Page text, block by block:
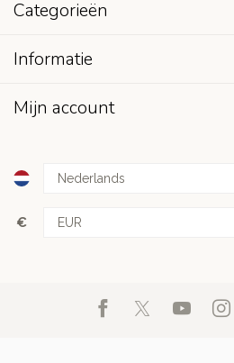
Categorieën
Informatie
Mijn account
€